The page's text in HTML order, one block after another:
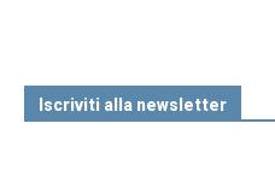
Iscriviti alla newsletter